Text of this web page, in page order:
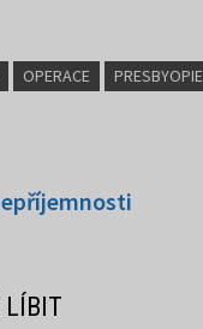
OPERACE PRESBYOPIE
LÍBIT